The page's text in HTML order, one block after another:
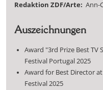
Redaktion ZDF/Arte: Ann-
Auszeichnungen
Award "3rd Prize Best TV
Festival Portugal 2025
Award for Best Director
Festival 2025